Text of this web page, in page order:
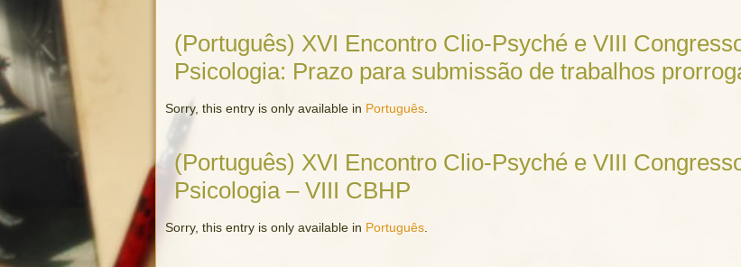
(Português) XVI Encontro Clio-Psyché e VIII
Psicologia: Prazo para submissão de trabalhos
Sorry, this entry is only available in Português
(Português) XVI Encontro Clio-Psyché e VIII
Psicologia – VIII CBHP
Sorry, this entry is only available in Português